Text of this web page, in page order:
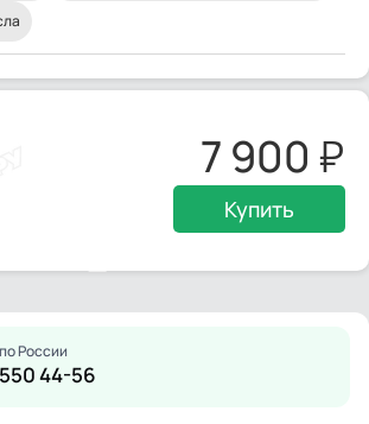
7 900
Купить
России
44-56